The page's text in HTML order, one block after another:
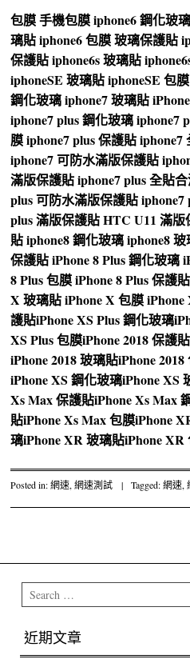
包膜手機包膜iphone6 鋼化玻璃
璃貼iphone6 包膜玻璃保護貼
保護貼iphone6s 玻璃貼
iphoneSE 玻璃貼iphoneSE 包膜
鋼化玻璃iphone7 玻璃貼
iphone7 plus 鋼化玻璃iphone7
膜iphone7 plus 保護貼iphone7
iphone7 可防水滿版保護貼
滿版保護貼iphone7 plus 全貼
plus 可防水滿版保護貼iphone7
plus 滿版保護貼HTC U11 滿版
貼iphone8 鋼化玻璃iphone8
保護貼iPhone 8 Plus 鋼化玻璃
8 Plus 包膜iPhone 8 Plus 保護貼
X 玻璃貼iPhone X 包膜
護貼iPhone XS Plus 鋼化玻璃
XS Plus 包膜iPhone 2018 保護貼
iPhone 2018 玻璃貼iPhone 2018
iPhone XS 鋼化玻璃iPhone XS
Xs Max 保護貼iPhone Xs Max
貼iPhone Xs Max 包膜iPhone
璃iPhone XR 玻璃貼iPhone XR
Posted in:網速,網速測試 | Tagged:網速,
Search
近期文章